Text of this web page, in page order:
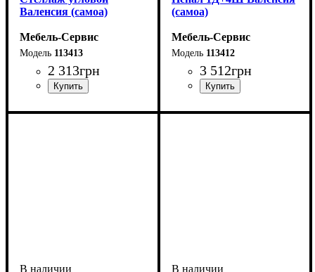
Валенсия (самоа)
Мебель-Сервис
113413
2 313грн
(самоа)
Мебель-Сервис
113412
3 512грн